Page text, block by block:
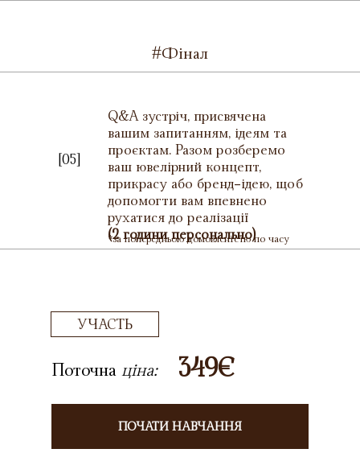
#Фінал
Q&A зустріч, присвячена
вашим запитанням, ідеям та
проєктам. Разом розберемо
ваш ювелірний концепт,
прикрасу або бренд-ідею, щоб
допомогти вам впевнено
рухатися до реалізації
(2 години персонально)
*за попередньою домовленістю по часу
[05]
Поточна ціна: 349€
УЧАСТЬ
ПОЧАТИ НАВЧАННЯ